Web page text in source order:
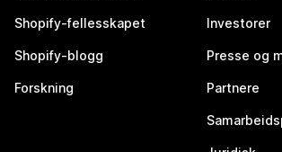
Shopify-fellesskapet
Shopify-blogg
Forskning
Investorer
Presse og
Partnere